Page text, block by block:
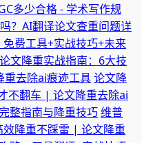
多少合格 - 学术写作规
？AI翻译论文查重问题详
费工具+实战技巧+未来
论文降重实战指南：6大技
去除ai痕迹工具论文降
不翻车 | 论文降重去除ai
整指南与降重技巧维普
降重不踩雷 | 论文降重